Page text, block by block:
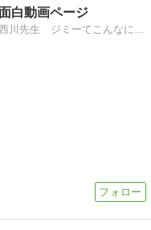
白動画ページ
笑ってはいけない爆笑シーン満載、西川先生 ジミーてこんなに面白かったんですかね。